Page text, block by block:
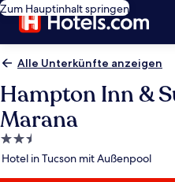
Zum Hauptinhalt springen
Alle Unterkünfte anzeigen
Hampton Inn &
Marana
2.5-
Sterne-
Hotel in Tucson mit Außenpool